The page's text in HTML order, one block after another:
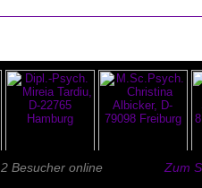
2 Besucher online Zum